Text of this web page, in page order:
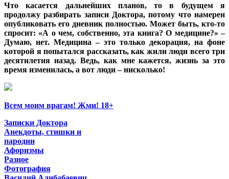
Что касается дальнейших планов, то в будущем я
продолжу разбирать записи Доктора, потому что намерен
опубликовать его дневник полностью. Может быть, кто-то
спросит: «А о чем, собственно, эта книга? О медицине?» –
Думаю, нет. Медицина – это только декорация, на фоне
которой я попытался рассказать, как жили люди всего три
десятилетия назад. Ведь, как мне кажется, жизнь за это
время изменилась, а вот люди – нисколько!
Всем моим врагам! Жми! 18+
Записки Доктора
Анекдоты, стишки и
пародии
Афоризмы
Разное
Фотография